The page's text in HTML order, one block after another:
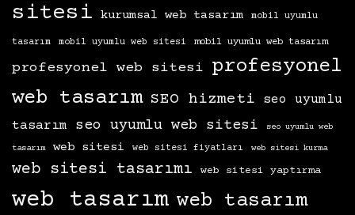
sitesi
kurumsal web tasarım mobil uyumlu
tasarım mobil uyumlu web sitesi mobil uyumlu web tasarım
profesyonel web sitesi profesyonel
web tasarım SEO hizmeti
seo uyumlu
tasarım
seo uyumlu web sitesi seo uyumlu web
tasarım web sitesi web sitesi fiyatları web sitesi kurma
web sitesi tasarımı web sitesi yaptırma
web tasarım web tasarım